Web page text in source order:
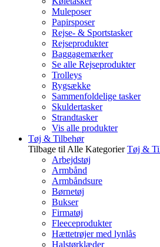
Muleposer
Papirsposer
Rejse- & Sportstasker
Rejseprodukter
Baggagemærker
Se alle Rejseprodukter
Trolleys
Rygsække
Sammenfoldelige tasker
Skuldertasker
Strandtasker
Vis alle produkter
Tøj & Tilbehør
Tilbage til Alle Kategorier Tøj &
Arbejdstøj
Armbånd
Armbåndsure
Børnetøj
Bukser
Firmatøj
Fleeceprodukter
Hættetrøjer med lynlås
Halstørklæder